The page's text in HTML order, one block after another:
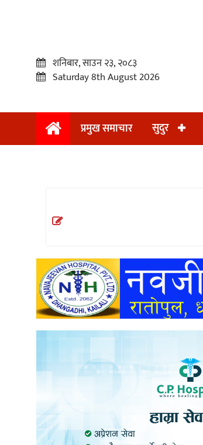
प्रमुख
अन्तराष्ट्रिय
अन्तर्वार्ता
खेलकुद
शनिबार, साउन २३, २०८३
Saturday 8th August 2026
प्रमुख समाचार सुदुर